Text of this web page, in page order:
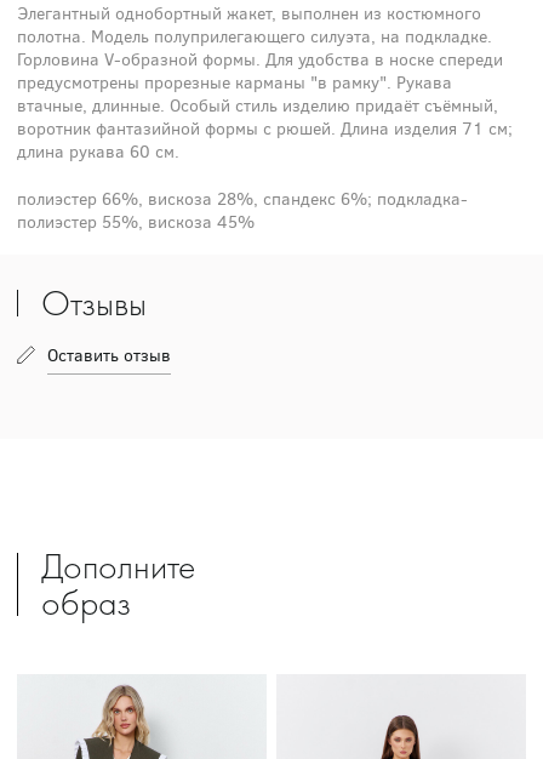
Элегантный однобортный жакет, выполнен из костюмного
полотна. Модель полуприлегающего силуэта, на подкладке.
Горловина V-образной формы. Для удобства в носке спереди
предусмотрены прорезные карманы "в рамку". Рукава
втачные, длинные. Особый стиль изделию придаёт съёмный,
воротник фантазийной формы с рюшей. Длина изделия 71 см;
длина рукава 60 см.
полиэстер 66%, вискоза 28%, спандекс 6%; подкладка-
полиэстер 55%, вискоза 45%
Отзывы
Оставить отзыв
Дополните
образ